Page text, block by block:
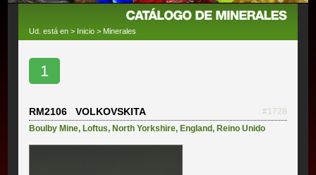
Ud. está en > Inicio > Minerales
1
RM2106 VOLKOVSKITA
#1728
Boulby Mine, Loftus, North Yorkshire, England, Reino Unido